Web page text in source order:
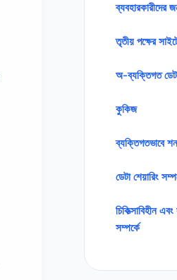
ব্যবহারকারীদের
তৃতীয় পক্ষের
অ-ব্যক্তিগত
কুকিজ
ব্যক্তিগতভাবে
ডেটা শেয়ারিং
চিকিত্সাবিহীন
সম্পর্কে